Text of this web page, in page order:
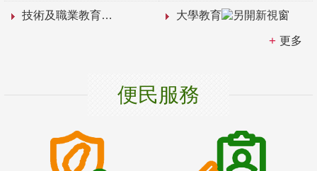
技術及職業教育 大學教育
更多
便民服務